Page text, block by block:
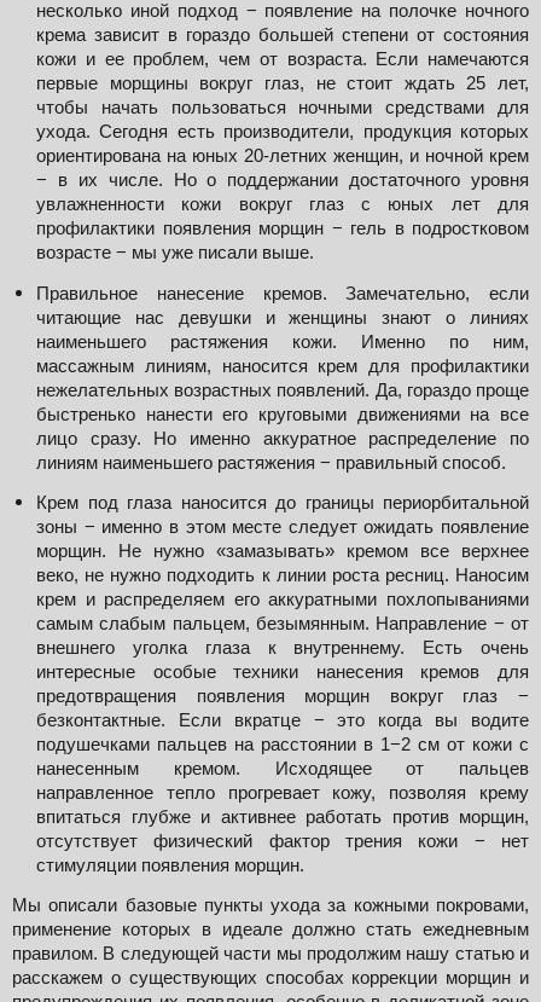
несколько иной подход − появление на полочке ночного
крема зависит в гораздо большей степени от состояния
кожи и ее проблем, чем от возраста. Если намечаются
первые морщины вокруг глаз, не стоит ждать 25 лет,
чтобы начать пользоваться ночными средствами для
ухода. Сегодня есть производители, продукция которых
ориентирована на юных 20-летних женщин, и ночной крем
− в их числе. Но о поддержании достаточного уровня
увлажненности кожи вокруг глаз с юных лет для
профилактики появления морщин − гель в подростковом
возрасте − мы уже писали выше.
Правильное нанесение кремов. Замечательно, если
читающие нас девушки и женщины знают о линиях
наименьшего растяжения кожи. Именно по ним,
массажным линиям, наносится крем для профилактики
нежелательных возрастных появлений. Да, гораздо проще
быстренько нанести его круговыми движениями на все
лицо сразу. Но именно аккуратное распределение по
линиям наименьшего растяжения − правильный способ.
Крем под глаза наносится до границы периорбитальной
зоны − именно в этом месте следует ожидать появление
морщин. Не нужно «замазывать» кремом все верхнее
веко, не нужно подходить к линии роста ресниц. Наносим
крем и распределяем его аккуратными похлопываниями
самым слабым пальцем, безымянным. Направление − от
внешнего уголка глаза к внутреннему. Есть очень
интересные особые техники нанесения кремов для
предотвращения появления морщин вокруг глаз −
безконтактные. Если вкратце − это когда вы водите
подушечками пальцев на расстоянии в 1−2 см от кожи с
нанесенным кремом. Исходящее от пальцев
направленное тепло прогревает кожу, позволяя крему
впитаться глубже и активнее работать против морщин,
отсутствует физический фактор трения кожи − нет
стимуляции появления морщин.
Мы описали базовые пункты ухода за кожными покровами,
применение которых в идеале должно стать ежедневным
правилом. В следующей части мы продолжим нашу статью и
расскажем о существующих способах коррекции морщин и